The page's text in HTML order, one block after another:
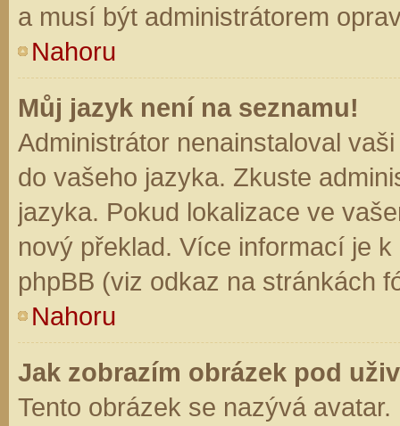
a musí být administrátorem
Nahoru
Můj jazyk není na seznamu!
Administrátor nenainstaloval
do vašeho jazyka. Zkuste
jazyka. Pokud lokalizace ve
nový překlad. Více informací je
phpBB (viz odkaz na stránkách
Nahoru
Jak zobrazím obrázek pod
Tento obrázek se nazývá